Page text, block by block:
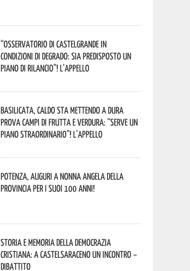
“Osservatorio di Castelgrande in
condizioni di degrado: sia predisposto un
piano di rilancio”! L’appello
Basilicata, caldo sta mettendo a dura
prova campi di frutta e verdura: “Serve un
piano straordinario”! L’appello
Potenza, auguri a nonna Angela della
provincia per i suoi 100 anni!
Storia e memoria della Democrazia
Cristiana: a Castelsaraceno un incontro –
dibattito